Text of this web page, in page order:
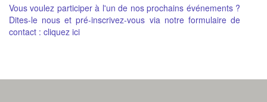
Vous voulez participer à l'un de nos prochains événements ?
Dites-le nous et pré-inscrivez-vous via notre formulaire de
contact : cliquez ici